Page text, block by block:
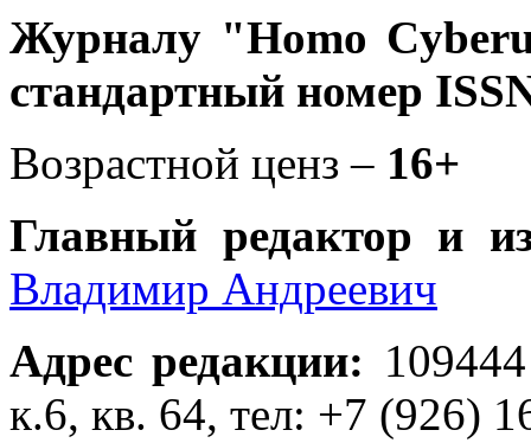
Журналу "Homo
стандартный номер
Возрастной ценз – 16+
Главный редактор и
Владимир Андреевич
Адрес редакции:
к.6, кв. 64, тел: +7 (926)